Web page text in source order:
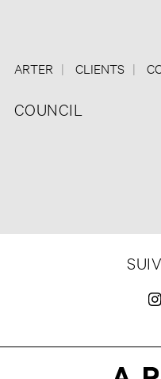
ARTER CLIENTS
COUNCIL